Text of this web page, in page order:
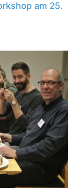
am 25.